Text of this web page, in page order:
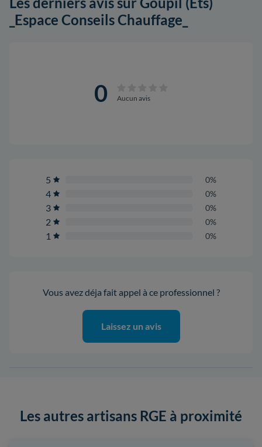
_Espace Conseils Chauffage_
0 Aucun avis
5 0%
4 0%
3 0%
2 0%
1 0%
Vous avez déja fait appel à ce professionnel ?
Laissez un avis
Les autres artisans RGE à proximité